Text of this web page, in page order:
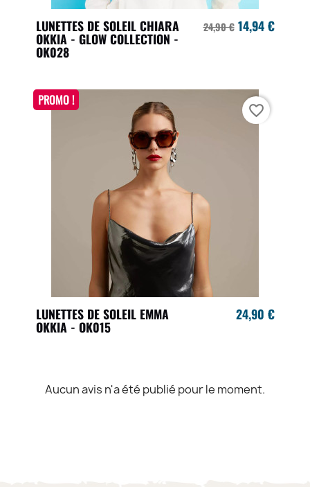
LUNETTES DE SOLEIL CHIARA
OKKIA - GLOW COLLECTION -
OK028
24,90 € 14,94 €
LUNETTES DE SOLEIL EMMA
OKKIA - OK015
24,90 €
PROMO !
favorite_border
Aucun avis n'a été publié pour le moment.